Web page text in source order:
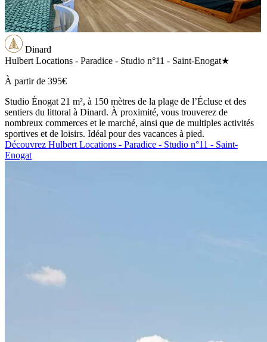
Dinard
Hulbert Locations - Paradice - Studio n°11 - Saint-Enogat★
À partir de 395€
Studio Énogat 21 m², à 150 mètres de la plage de l’Écluse et des
sentiers du littoral à Dinard. À proximité, vous trouverez de
nombreux commerces et le marché, ainsi que de multiples activités
sportives et de loisirs. Idéal pour des vacances à pied.
Découvrez Hulbert Locations - Paradice - Studio n°11 - Saint-
Enogat